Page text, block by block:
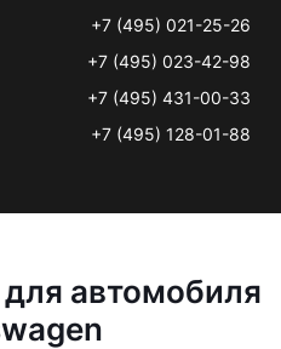
+7 (495) 021-25-26
+7 (495) 023-42-98
+7 (495) 431-00-33
+7 (495) 128-01-88
автомобиля